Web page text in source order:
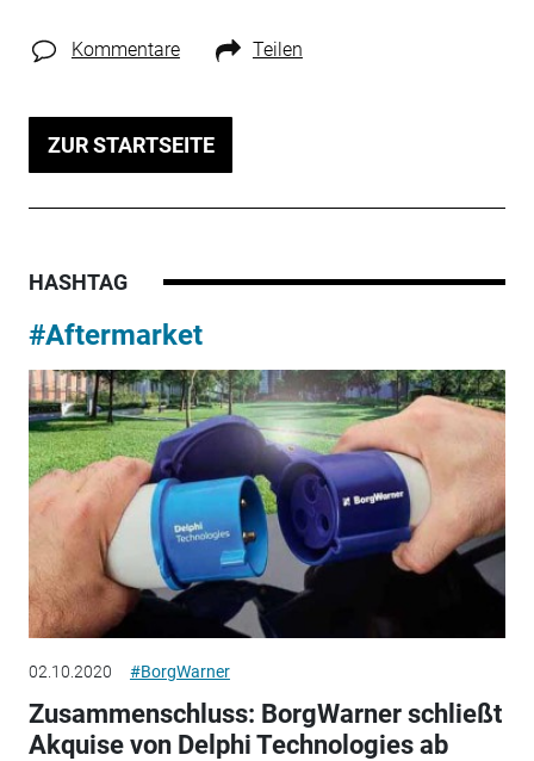
Kommentare Teilen
ZUR STARTSEITE
HASHTAG
#Aftermarket
02.10.2020 #BorgWarner
Zusammenschluss: BorgWarner schließt
Akquise von Delphi Technologies ab